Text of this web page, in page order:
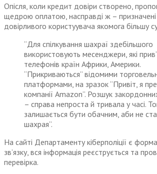
Опісля, коли кредит довіри створено,
щедрою оплатою, насправді ж – призначені
довірливого користуувача якомога більшу
“Для спілкування шахраї здебільшого
використовують месенджери, які
телефонів країн Африки, Америки.
“Прикриваються” відомими
платформами, на зразок “Привіт, я
компанії Amazon”. Розшук
– справа непроста й тривала у часі.
залишається бути обачним, аби не
шахрая”.
На сайті Департаменту кіберполіції є
зв’язку, вся інформація реєструється та
перевірка.